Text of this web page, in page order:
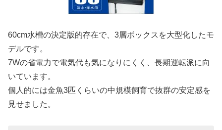
60cm水槽の決定版的存在で、3層ボックスを大型化したモ
デルです。
7Wの省電力で電気代も気になりにくく、長期運転派に向
いています。
個人的には金魚3匹くらいの中規模飼育で抜群の安定感を
見せました。